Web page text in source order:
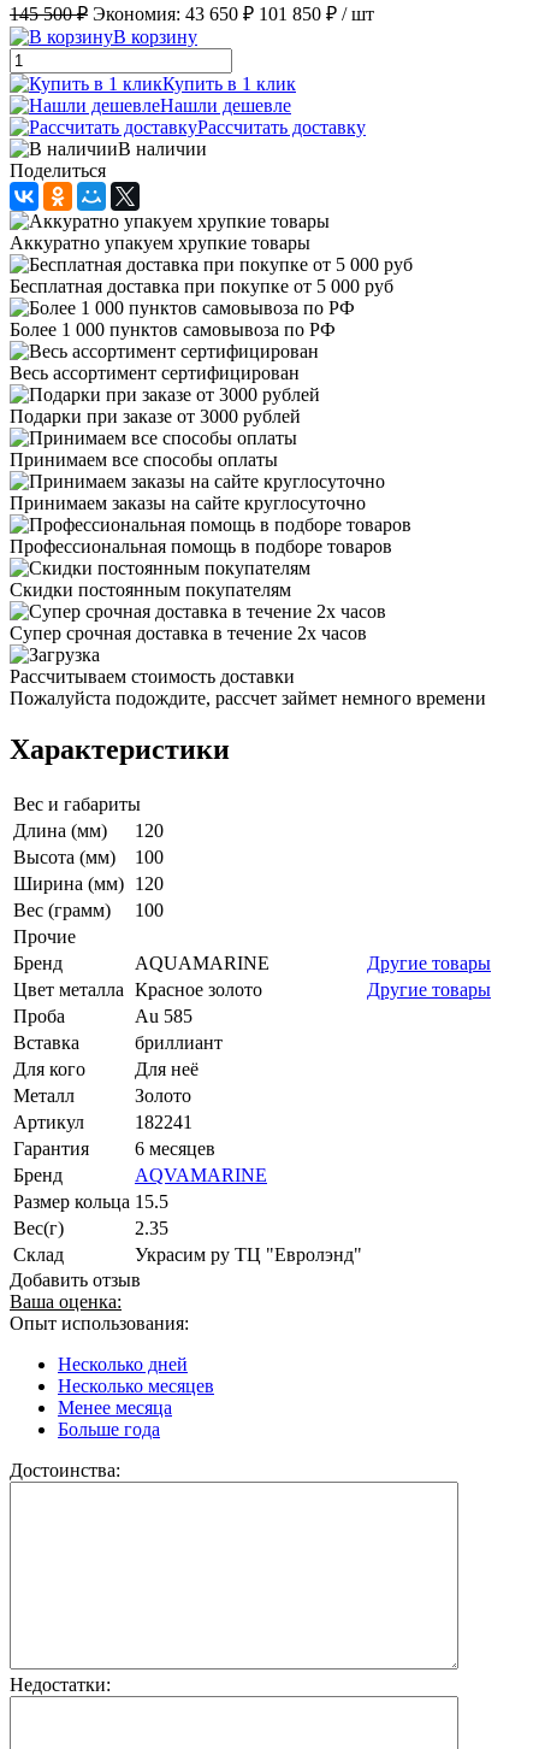
145 500 ₽ Экономия: 43 650 ₽ 101 850 ₽ / шт
В корзину
Купить в 1 клик
Нашли дешевле
Рассчитать доставку
В наличии
Поделиться
Аккуратно упакуем хрупкие товары
Бесплатная доставка при покупке от 5 000 руб
Более 1 000 пунктов самовывоза по РФ
Весь ассортимент сертифицирован
Подарки при заказе от 3000 рублей
Принимаем все способы оплаты
Принимаем заказы на сайте круглосуточно
Профессиональная помощь в подборе товаров
Скидки постоянным покупателям
Супер срочная доставка в течение 2х часов
Рассчитываем стоимость доставки
Пожалуйста подождите, рассчет займет немного времени
Характеристики
Вес и габариты
Длина (мм)
120
Высота (мм)
100
Ширина (мм) 120
Вес (грамм)
100
Прочие
Бренд
AQUAMARINE
Другие товары
Цвет металла Красное золото
Другие товары
Проба
Au 585
Вставка
бриллиант
Для кого
Для неё
Металл
Золото
Артикул
182241
Гарантия
6 месяцев
Бренд
AQVAMARINE
Размер кольца 15.5
Вес(г)
2.35
Склад
Украсим ру ТЦ "Евролэнд"
Добавить отзыв
Ваша оценка:
Опыт использования:
Несколько дней
Несколько месяцев
Менее месяца
Больше года
Достоинства:
Недостатки: